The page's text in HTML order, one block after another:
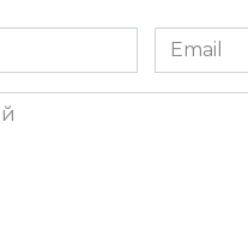
Email